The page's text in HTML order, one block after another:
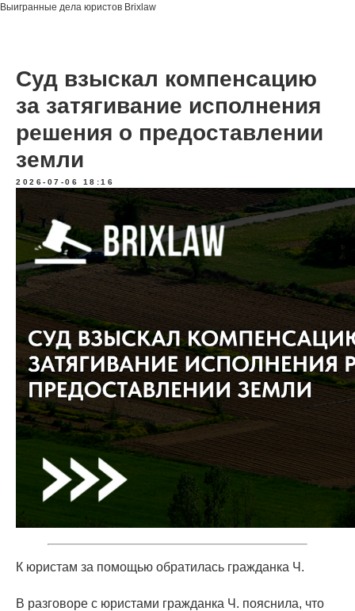
Выигранные дела юристов Brixlaw
Суд взыскал компенсацию
за затягивание исполнения
решения о предоставлении
земли
2026-07-06 18:16
К юристам за помощью обратилась гражданка Ч.
В разговоре с юристами гражданка Ч. пояснила, что